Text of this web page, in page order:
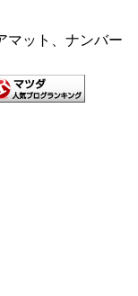
マット、ナンバー